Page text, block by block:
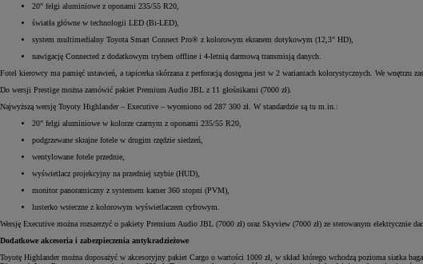
20" felgi aluminiowe z oponami 235/55 R20,
światła główne w technologii LED (Bi-LED),
system multimedialny Toyota Smart Connect Pro® z kolorowym ekranem dotykowym (12,3" HD),
nawigację Connected z dodatkowym trybem offline i 4-letnią darmową transmisją danych.
Fotel kierowcy ma pamięć ustawień, a tapicerka skórzana z perforacją dostępna jest w 2 wariantach kolorystycznych. We wnętrzu
Do wersji Prestige można zamówić pakiet Premium Audio JBL z 11 głośnikami (7000 zł).
Najwyższą wersję Toyoty Highlander – Executive – wyceniono od 287 300 zł. W standardzie są tu m.in.:
20" felgi aluminiowe w kolorze czarnym z oponami 235/55 R20,
podgrzewane skrajne fotele w drugim rzędzie siedzeń,
wentylowane fotele przednie,
wyświetlacz projekcyjny na przedniej szybie (HUD),
monitor panoramiczny z systemem kamer 360 stopni (PVM),
lusterko wsteczne z kolorowym wyświetlaczem cyfrowym.
Wersję Executive można rozszerzyć o pakiety Premium Audio JBL (7000 zł) oraz Skyview (7000 zł) ze sterowanym elektrycznie
Dodatkowe akcesoria i zabezpieczenia antykradzieżowe
Toyotę Highlander można doposażyć w akcesoryjny pakiet Cargo o wartości 1000 zł, w skład którego wchodzą pozioma siatka